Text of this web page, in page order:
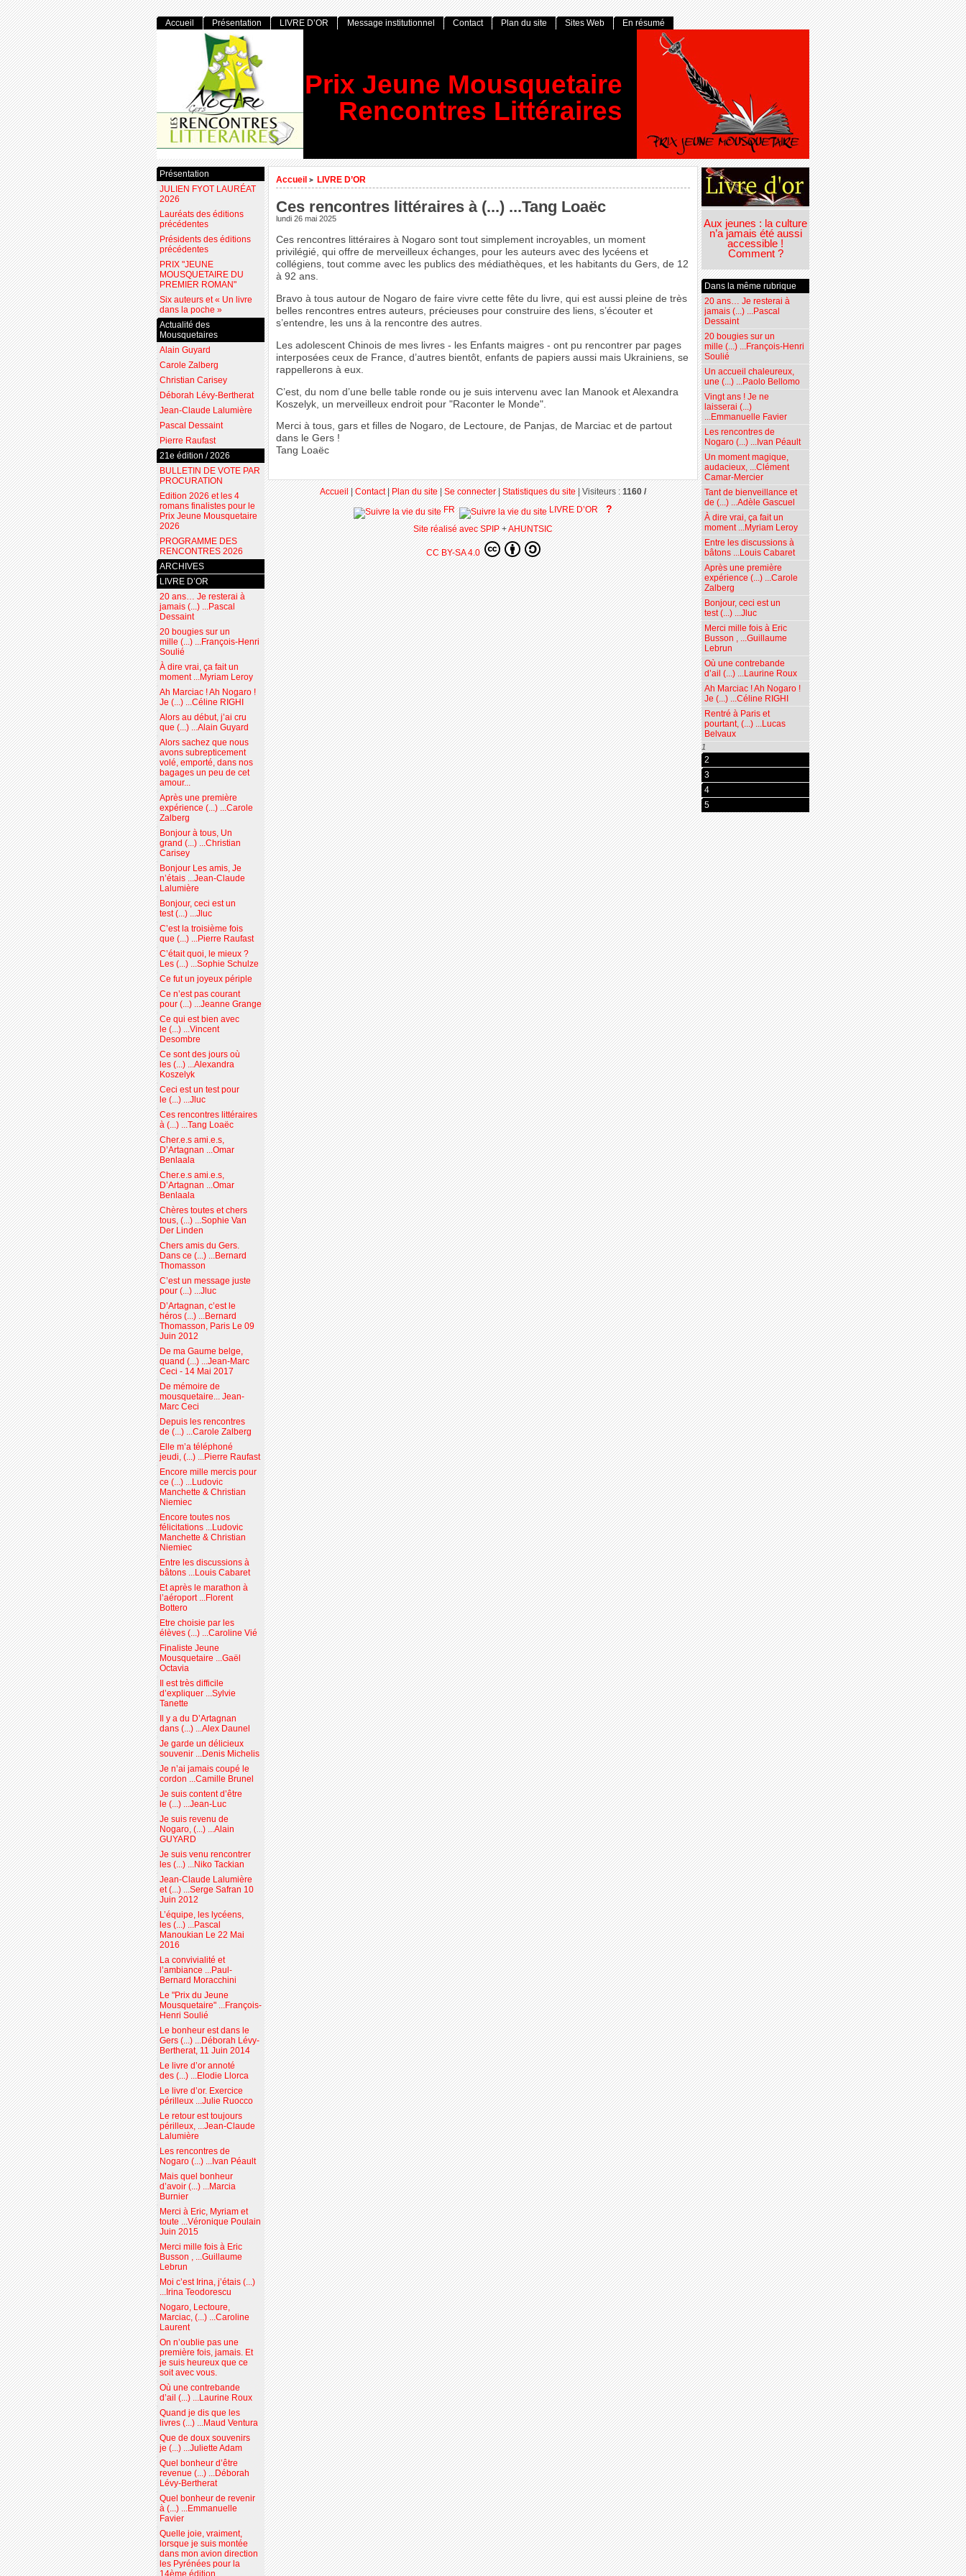
Prix Jeune Mousquetaire
Rencontres Littéraires
Accueil > LIVRE D’OR
Ces rencontres littéraires à (...) ...Tang Loaëc
lundi 26 mai 2025
Ces rencontres littéraires à Nogaro sont tout simplement incroyables, un moment
privilégié, qui offre de merveilleux échanges, pour les auteurs avec des lycéens et
collégiens, tout comme avec les publics des médiathèques, et les habitants du Gers, de 12
à 92 ans.
Bravo à tous autour de Nogaro de faire vivre cette fête du livre, qui est aussi pleine de très
belles rencontres entres auteurs, précieuses pour construire des liens, s’écouter et
s’entendre, les uns à la rencontre des autres.
Les adolescent Chinois de mes livres - les Enfants maigres - ont pu rencontrer par pages
interposées ceux de France, d’autres bientôt, enfants de papiers aussi mais Ukrainiens, se
rappellerons à eux.
C’est, du nom d’une belle table ronde ou je suis intervenu avec Ian Manook et Alexandra
Koszelyk, un merveilleux endroit pour "Raconter le Monde".
Merci à tous, gars et filles de Nogaro, de Lectoure, de Panjas, de Marciac et de partout
dans le Gers !
Tang Loaëc
Aux jeunes : la culture
n’a jamais été aussi
accessible !
Comment ?
Dans la même rubrique
20 ans… Je resterai à
jamais (...) ...Pascal
Dessaint
20 bougies sur un
mille (...) ...François-Henri
Soulié
Un accueil chaleureux,
une (...) ...Paolo Bellomo
Vingt ans ! Je ne
laisserai (...)
...Emmanuelle Favier
Les rencontres de
Nogaro (...) ...Ivan Péault
Un moment magique,
audacieux, ...Clément
Camar-Mercier
Tant de bienveillance et
de (...) ...Adèle Gascuel
À dire vrai, ça fait un
moment ...Myriam Leroy
Entre les discussions à
bâtons ...Louis Cabaret
Après une première
expérience (...) ...Carole
Zalberg
Bonjour, ceci est un
test (...) ...Jluc
Merci mille fois à Eric
Busson , ...Guillaume
Lebrun
Où une contrebande
d’ail (...) ...Laurine Roux
Ah Marciac ! Ah Nogaro !
Je (...) ...Céline RIGHI
Rentré à Paris et
pourtant, (...) ...Lucas
Belvaux
1
2
3
4
5
Accueil Présentation LIVRE D’OR Message institutionnel Contact Plan du site Sites Web En résumé
Présentation
JULIEN FYOT LAURÉAT
2026
Lauréats des éditions
précédentes
Présidents des éditions
précédentes
PRIX "JEUNE
MOUSQUETAIRE DU
PREMIER ROMAN"
Six auteurs et « Un livre
dans la poche »
Actualité des
Mousquetaires
Alain Guyard
Carole Zalberg
Christian Carisey
Déborah Lévy-Bertherat
Jean-Claude Lalumière
Pascal Dessaint
Pierre Raufast
21e édition / 2026
BULLETIN DE VOTE PAR
PROCURATION
Edition 2026 et les 4
romans finalistes pour le
Prix Jeune Mousquetaire
2026
PROGRAMME DES
RENCONTRES 2026
ARCHIVES
LIVRE D’OR
20 ans… Je resterai à
jamais (...) ...Pascal
Dessaint
20 bougies sur un
mille (...) ...François-Henri
Soulié
À dire vrai, ça fait un
moment ...Myriam Leroy
Ah Marciac ! Ah Nogaro !
Je (...) ...Céline RIGHI
Alors au début, j’ai cru
que (...) ...Alain Guyard
Alors sachez que nous
avons subrepticement
volé, emporté, dans nos
bagages un peu de cet
amour...
Après une première
expérience (...) ...Carole
Zalberg
Bonjour à tous, Un
grand (...) ...Christian
Carisey
Bonjour Les amis, Je
n’étais ...Jean-Claude
Lalumière
Bonjour, ceci est un
test (...) ...Jluc
C’est la troisième fois
que (...) ...Pierre Raufast
C’était quoi, le mieux ?
Les (...) ...Sophie Schulze
Ce fut un joyeux périple
Ce n’est pas courant
pour (...) ...Jeanne Grange
Ce qui est bien avec
le (...) ...Vincent
Desombre
Ce sont des jours où
les (...) ...Alexandra
Koszelyk
Ceci est un test pour
le (...) ...Jluc
Ces rencontres littéraires
à (...) ...Tang Loaëc
Cher.e.s ami.e.s,
D’Artagnan ...Omar
Benlaala
Cher.e.s ami.e.s,
D’Artagnan ...Omar
Benlaala
Chères toutes et chers
tous, (...) ...Sophie Van
Der Linden
Chers amis du Gers.
Dans ce (...) ...Bernard
Thomasson
C’est un message juste
pour (...) ...Jluc
D’Artagnan, c’est le
héros (...) ...Bernard
Thomasson, Paris Le 09
Juin 2012
De ma Gaume belge,
quand (...) ...Jean-Marc
Ceci - 14 Mai 2017
De mémoire de
mousquetaire... Jean-
Marc Ceci
Depuis les rencontres
de (...) ...Carole Zalberg
Elle m’a téléphoné
jeudi, (...) ...Pierre Raufast
Encore mille mercis pour
ce (...) ...Ludovic
Manchette & Christian
Niemiec
Encore toutes nos
félicitations ...Ludovic
Manchette & Christian
Niemiec
Entre les discussions à
bâtons ...Louis Cabaret
Et après le marathon à
l’aéroport ...Florent
Bottero
Etre choisie par les
élèves (...) ...Caroline Vié
Finaliste Jeune
Mousquetaire ...Gaël
Octavia
Il est très difficile
d’expliquer ...Sylvie
Tanette
Il y a du D’Artagnan
dans (...) ...Alex Daunel
Je garde un délicieux
souvenir ...Denis Michelis
Je n’ai jamais coupé le
cordon ...Camille Brunel
Je suis content d’être
le (...) ...Jean-Luc
Je suis revenu de
Nogaro, (...) ...Alain
GUYARD
Je suis venu rencontrer
les (...) ...Niko Tackian
Jean-Claude Lalumière
et (...) ...Serge Safran 10
Juin 2012
L’équipe, les lycéens,
les (...) ...Pascal
Manoukian Le 22 Mai
2016
La convivialité et
l’ambiance ...Paul-
Bernard Moracchini
Le "Prix du Jeune
Mousquetaire" ...François-
Henri Soulié
Le bonheur est dans le
Gers (...) ...Déborah Lévy-
Bertherat, 11 Juin 2014
Le livre d’or annoté
des (...) ...Elodie Llorca
Le livre d’or. Exercice
périlleux ...Julie Ruocco
Le retour est toujours
périlleux, ...Jean-Claude
Lalumière
Les rencontres de
Nogaro (...) ...Ivan Péault
Mais quel bonheur
d’avoir (...) ...Marcia
Burnier
Merci à Eric, Myriam et
toute ...Véronique Poulain
Juin 2015
Merci mille fois à Eric
Busson , ...Guillaume
Lebrun
Moi c’est Irina, j’étais (...)
...Irina Teodorescu
Nogaro, Lectoure,
Marciac, (...) ...Caroline
Laurent
On n’oublie pas une
première fois, jamais. Et
je suis heureux que ce
soit avec vous.
Où une contrebande
d’ail (...) ...Laurine Roux
Quand je dis que les
livres (...) ...Maud Ventura
Que de doux souvenirs
je (...) ...Juliette Adam
Quel bonheur d’être
revenue (...) ...Déborah
Lévy-Bertherat
Quel bonheur de revenir
à (...) ...Emmanuelle
Favier
Quelle joie, vraiment,
lorsque je suis montée
dans mon avion direction
les Pyrénées pour la
Accueil|Contact|Plan du site|Se connecter|Statistiques du site|Visiteurs :1160 /
FR
LIVRE D’OR ?
Site réalisé avec SPIP+AHUNTSIC
CC BY-SA 4.0